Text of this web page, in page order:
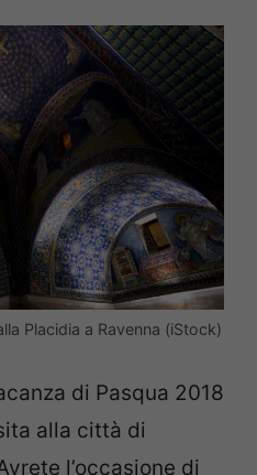
Placidia a Ravenna (iStock)
di Pasqua 2018
alla città di
l’occasione di